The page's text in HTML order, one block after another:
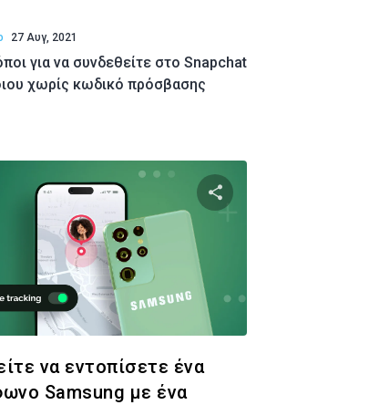
27 Αυγ, 2021
για να συνδεθείτε στο Snapchat
χωρίς κωδικό πρόσβασης
άρθρο
Συνδέσμου
Κοινοποιήστε αυτό
Twitter
να εντοπίσετε ένα
Samsung με ένα